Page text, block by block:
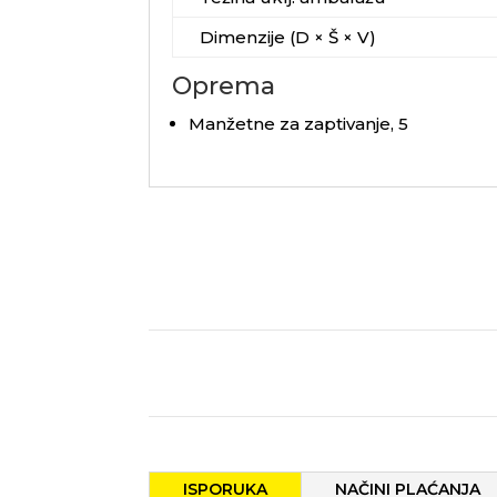
Dimenzije (D × Š × V)
Oprema
Manžetne za zaptivanje, 5
ISPORUKA NAČINI PLAĆANJA